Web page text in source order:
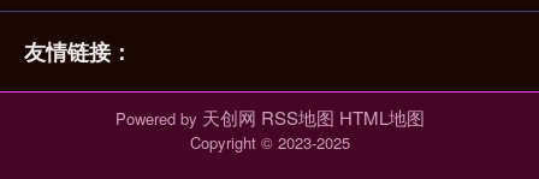
友情链接：
Powered by 天创网 RSS地图 HTML地图
Copyright © 2023-2025